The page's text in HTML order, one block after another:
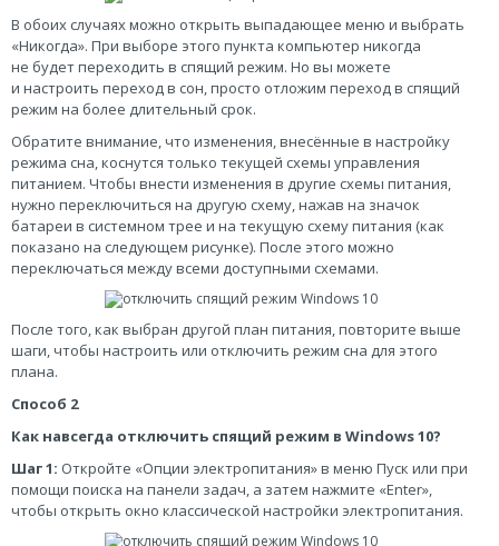
В обоих случаях можно открыть выпадающее меню и выбрать
«Никогда». При выборе этого пункта компьютер никогда
не будет переходить в спящий режим. Но вы можете
и настроить переход в сон, просто отложим переход в спящий
режим на более длительный срок.
Обратите внимание, что изменения, внесённые в настройку
режима сна, коснутся только текущей схемы управления
питанием. Чтобы внести изменения в другие схемы питания,
нужно переключиться на другую схему, нажав на значок
батареи в системном трее и на текущую схему питания (как
показано на следующем рисунке). После этого можно
переключаться между всеми доступными схемами.
После того, как выбран другой план питания, повторите выше
шаги, чтобы настроить или отключить режим сна для этого
плана.
Способ 2
Как навсегда отключить спящий режим в Windows 10?
Шаг 1: Откройте «Опции электропитания» в меню Пуск или при
помощи поиска на панели задач, а затем нажмите «Enter»,
чтобы открыть окно классической настройки электропитания.